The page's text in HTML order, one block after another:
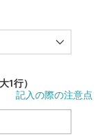
1行）
記入の際の注意点